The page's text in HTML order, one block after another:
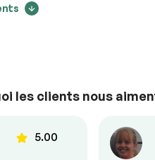
Vitres à
électrique
les clients nous
5.00